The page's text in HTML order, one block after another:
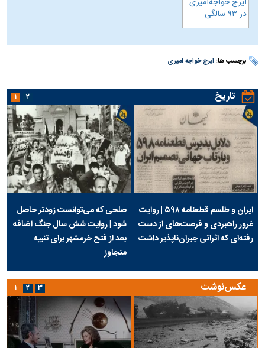
برچسب ها: ایرج خواجه امیری
تاریخ
ایران و طلسم قطعنامه ۵۹۸ | روایت
غرور راهبردی و فرصت‌های از دست
رفته‌ای که اثراتی جبران‌ناپذیر داشت
صلحی که می‌توانست زودتر حاصل
شود | روایت شش سال جنگ اضافه
بعد از فتح خرمشهر برای تنبیه
متجاوز
۱ ۲
عکس‌نوشت ۱ ۲ ۳